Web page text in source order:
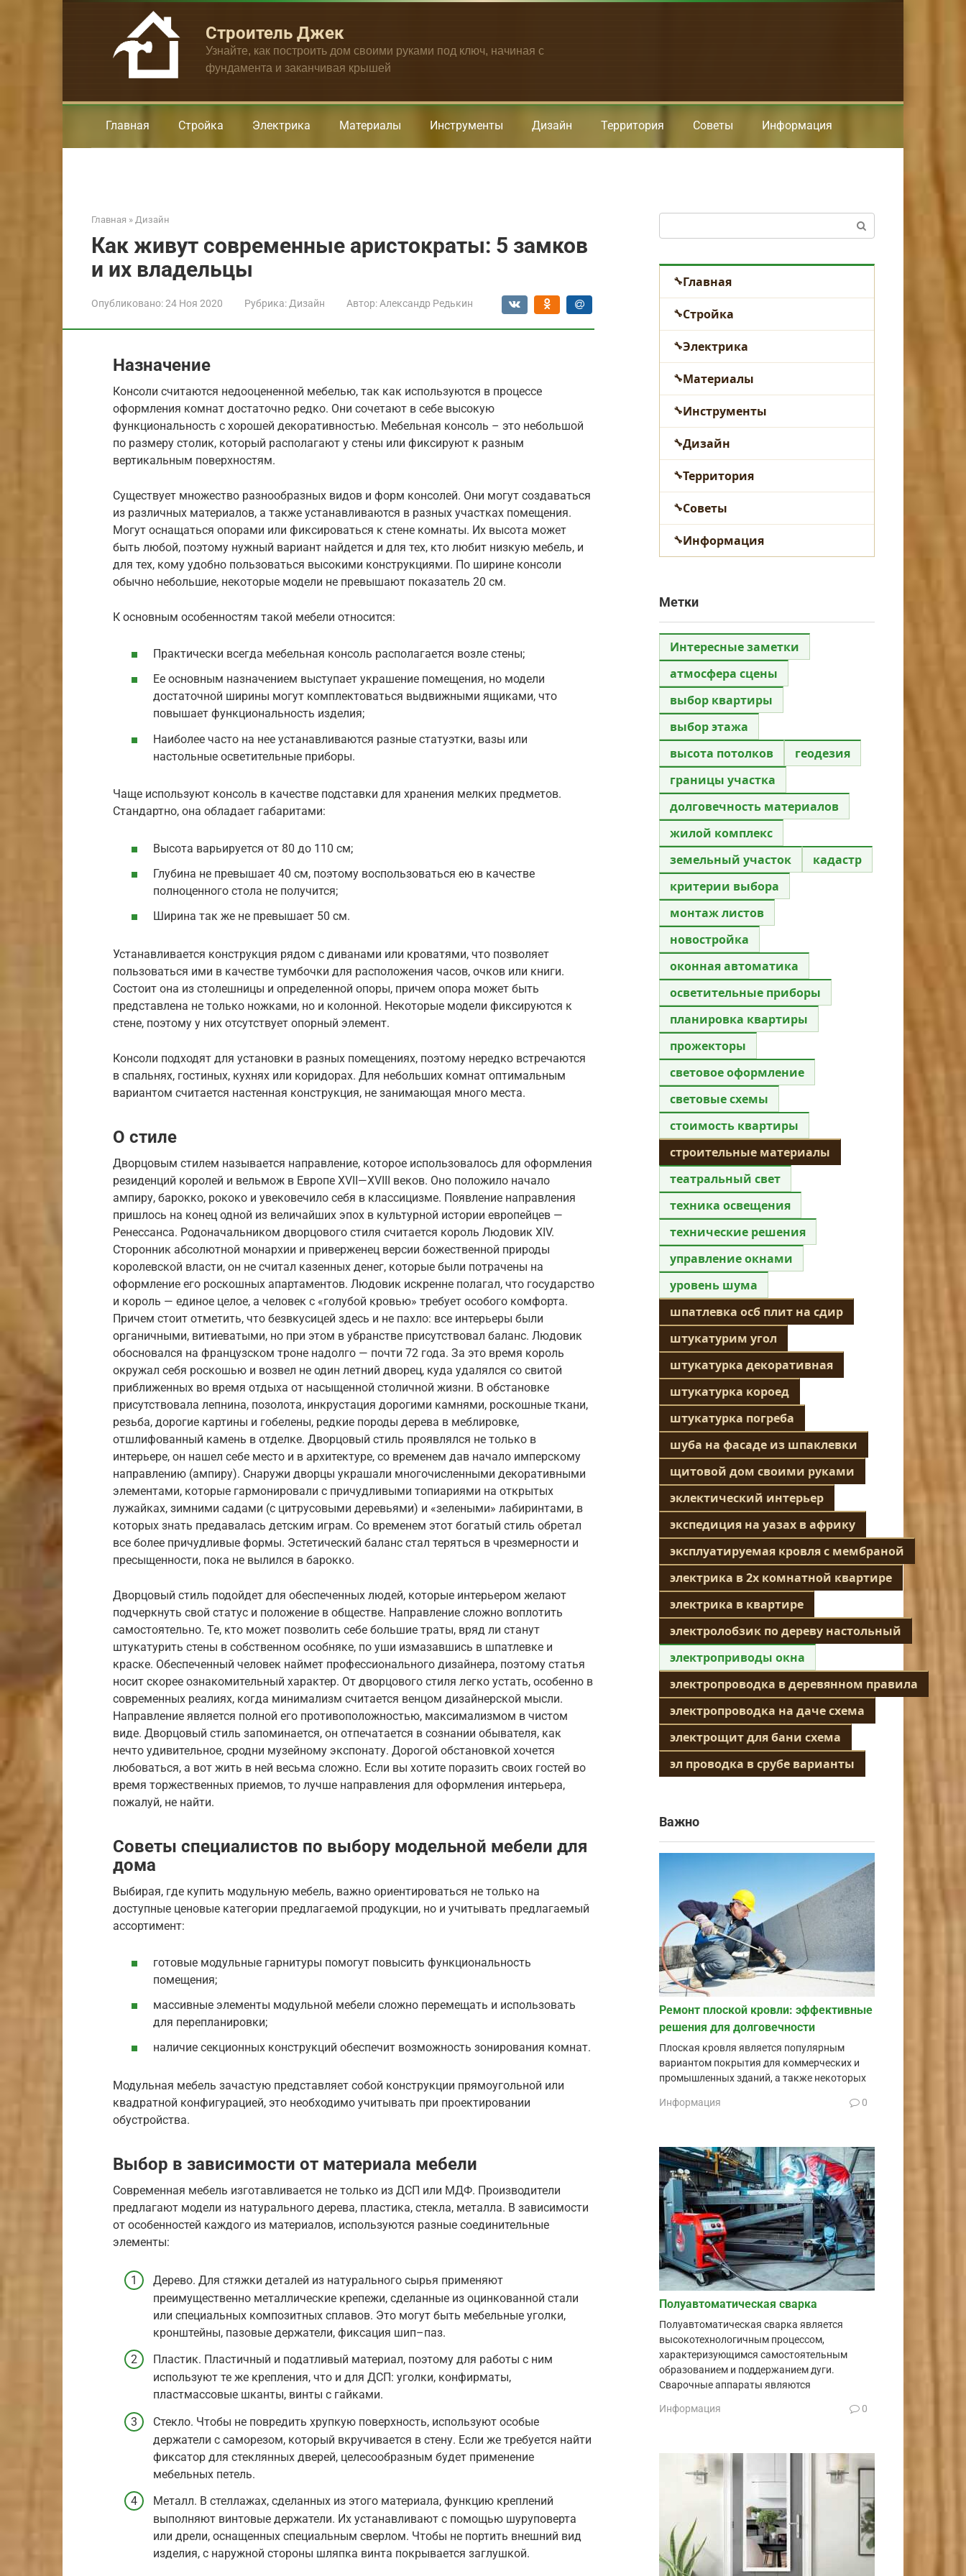
Строитель Джек
Узнайте, как построить дом своими руками под ключ, начиная с
фундамента и заканчивая крышей
Главная Стройка Электрика Материалы Инструменты Дизайн Территория Советы Информация
Главная » Дизайн
Как живут современные аристократы: 5 замков
и их владельцы
Опубликовано:24 Ноя 2020 Рубрика: Дизайн Автор: Александр Редькин
Назначение
Консоли считаются недооцененной мебелью, так как используются в процессе
оформления комнат достаточно редко. Они сочетают в себе высокую
функциональность с хорошей декоративностью. Мебельная консоль – это небольшой
по размеру столик, который располагают у стены или фиксируют к разным
вертикальным поверхностям.
Существует множество разнообразных видов и форм консолей. Они могут создаваться
из различных материалов, а также устанавливаются в разных участках помещения.
Могут оснащаться опорами или фиксироваться к стене комнаты. Их высота может
быть любой, поэтому нужный вариант найдется и для тех, кто любит низкую мебель, и
для тех, кому удобно пользоваться высокими конструкциями. По ширине консоли
обычно небольшие, некоторые модели не превышают показатель 20 см.
К основным особенностям такой мебели относится:
Практически всегда мебельная консоль располагается возле стены;
Ее основным назначением выступает украшение помещения, но модели
достаточной ширины могут комплектоваться выдвижными ящиками, что
повышает функциональность изделия;
Наиболее часто на нее устанавливаются разные статуэтки, вазы или
настольные осветительные приборы.
Чаще используют консоль в качестве подставки для хранения мелких предметов.
Стандартно, она обладает габаритами:
Высота варьируется от 80 до 110 см;
Глубина не превышает 40 см, поэтому воспользоваться ею в качестве
полноценного стола не получится;
Ширина так же не превышает 50 см.
Устанавливается конструкция рядом с диванами или кроватями, что позволяет
пользоваться ими в качестве тумбочки для расположения часов, очков или книги.
Состоит она из столешницы и определенной опоры, причем опора может быть
представлена не только ножками, но и колонной. Некоторые модели фиксируются к
стене, поэтому у них отсутствует опорный элемент.
Консоли подходят для установки в разных помещениях, поэтому нередко встречаются
в спальнях, гостиных, кухнях или коридорах. Для небольших комнат оптимальным
вариантом считается настенная конструкция, не занимающая много места.
О стиле
Дворцовым стилем называется направление, которое использовалось для оформления
резиденций королей и вельмож в Европе XVII—XVIII веков. Оно положило начало
ампиру, барокко, рококо и увековечило себя в классицизме. Появление направления
пришлось на конец одной из величайших эпох в культурной истории европейцев —
Ренессанса. Родоначальником дворцового стиля считается король Людовик XIV.
Сторонник абсолютной монархии и приверженец версии божественной природы
королевской власти, он не считал казенных денег, которые были потрачены на
оформление его роскошных апартаментов. Людовик искренне полагал, что государство
и король — единое целое, а человек с «голубой кровью» требует особого комфорта.
Причем стоит отметить, что безвкусицей здесь и не пахло: все интерьеры были
органичными, витиеватыми, но при этом в убранстве присутствовал баланс. Людовик
обосновался на французском троне надолго — почти 72 года. За это время король
окружал себя роскошью и возвел не один летний дворец, куда удалялся со свитой
приближенных во время отдыха от насыщенной столичной жизни. В обстановке
присутствовала лепнина, позолота, инкрустация дорогими камнями, роскошные ткани,
резьба, дорогие картины и гобелены, редкие породы дерева в меблировке,
отшлифованный камень в отделке. Дворцовый стиль проявлялся не только в
интерьере, он нашел себе место и в архитектуре, со временем дав начало имперскому
направлению (ампиру). Снаружи дворцы украшали многочисленными декоративными
элементами, которые гармонировали с причудливыми топиариями на открытых
лужайках, зимними садами (с цитрусовыми деревьями) и «зелеными» лабиринтами, в
которых знать предавалась детским играм. Со временем этот богатый стиль обретал
все более причудливые формы. Эстетический баланс стал теряться в чрезмерности и
пресыщенности, пока не вылился в барокко.
Дворцовый стиль подойдет для обеспеченных людей, которые интерьером желают
подчеркнуть свой статус и положение в обществе. Направление сложно воплотить
самостоятельно. Те, кто может позволить себе большие траты, вряд ли станут
штукатурить стены в собственном особняке, по уши измазавшись в шпатлевке и
краске. Обеспеченный человек наймет профессионального дизайнера, поэтому статья
носит скорее ознакомительный характер. От дворцового стиля легко устать, особенно в
современных реалиях, когда минимализм считается венцом дизайнерской мысли.
Направление является полной его противоположностью, максимализмом в чистом
виде. Дворцовый стиль запоминается, он отпечатается в сознании обывателя, как
нечто удивительное, сродни музейному экспонату. Дорогой обстановкой хочется
любоваться, а вот жить в ней весьма сложно. Если вы хотите поразить своих гостей во
время торжественных приемов, то лучше направления для оформления интерьера,
пожалуй, не найти.
Советы специалистов по выбору модельной мебели для
дома
Выбирая, где купить модульную мебель, важно ориентироваться не только на
доступные ценовые категории предлагаемой продукции, но и учитывать предлагаемый
ассортимент:
готовые модульные гарнитуры помогут повысить функциональность
помещения;
массивные элементы модульной мебели сложно перемещать и использовать
для перепланировки;
наличие секционных конструкций обеспечит возможность зонирования комнат.
Модульная мебель зачастую представляет собой конструкции прямоугольной или
квадратной конфигурацией, это необходимо учитывать при проектировании
обустройства.
Выбор в зависимости от материала мебели
Современная мебель изготавливается не только из ДСП или МДФ. Производители
предлагают модели из натурального дерева, пластика, стекла, металла. В зависимости
от особенностей каждого из материалов, используются разные соединительные
элементы:
Дерево. Для стяжки деталей из натурального сырья применяют
преимущественно металлические крепежи, сделанные из оцинкованной стали
или специальных композитных сплавов. Это могут быть мебельные уголки,
кронштейны, пазовые держатели, фиксация шип–паз.
Пластик. Пластичный и податливый материал, поэтому для работы с ним
используют те же крепления, что и для ДСП: уголки, конфирматы,
пластмассовые шканты, винты с гайками.
Стекло. Чтобы не повредить хрупкую поверхность, используют особые
держатели с саморезом, который вкручивается в стену. Если же требуется найти
фиксатор для стеклянных дверей, целесообразным будет применение
мебельных петель.
Металл. В стеллажах, сделанных из этого материала, функцию креплений
выполняют винтовые держатели. Их устанавливают с помощью шуруповерта
или дрели, оснащенных специальным сверлом. Чтобы не портить внешний вид
изделия, с наружной стороны шляпка винта покрывается заглушкой.
Главная
Стройка
Электрика
Материалы
Инструменты
Дизайн
Территория
Советы
Информация
Метки
Интересные заметки
атмосфера сцены
выбор квартиры
выбор этажа
высота потолков
геодезия
границы участка
долговечность материалов
жилой комплекс
земельный участок
кадастр
критерии выбора
монтаж листов
новостройка
оконная автоматика
осветительные приборы
планировка квартиры
прожекторы
световое оформление
световые схемы
стоимость квартиры
строительные материалы
театральный свет
техника освещения
технические решения
управление окнами
уровень шума
шпатлевка осб плит на сдир
штукатурим угол
штукатурка декоративная
штукатурка короед
штукатурка погреба
шуба на фасаде из шпаклевки
щитовой дом своими руками
эклектический интерьер
экспедиция на уазах в африку
эксплуатируемая кровля с мембраной
электрика в 2х комнатной квартире
электрика в квартире
электролобзик по дереву настольный
электроприводы окна
электропроводка в деревянном правила
электропроводка на даче схема
электрощит для бани схема
эл проводка в срубе варианты
Важно
Ремонт плоской кровли: эффективные
решения для долговечности
Плоская кровля является популярным
вариантом покрытия для коммерческих и
промышленных зданий, а также некоторых
Информация 0
Полуавтоматическая сварка
Полуавтоматическая сварка является
высокотехнологичным процессом,
характеризующимся самостоятельным
образованием и поддержанием дуги.
Сварочные аппараты являются
Информация 0